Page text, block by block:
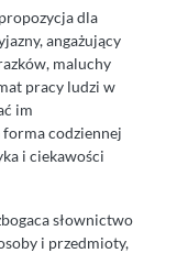
dla
angażujący
maluchy
pracy ludzi w
im
forma codziennej
i ciekawości
słownictwo
i przedmioty,